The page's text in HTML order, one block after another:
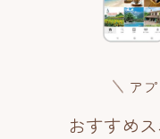
ア
おすすめ